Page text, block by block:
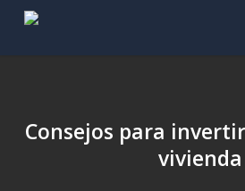
Skip
Consejos para
vivienda